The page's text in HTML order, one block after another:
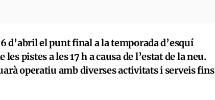
d’abril el punt final a la temporada d’esquí
pistes a les 17 h a causa de l’estat de la neu.
operatiu amb diverses activitats i serveis fins